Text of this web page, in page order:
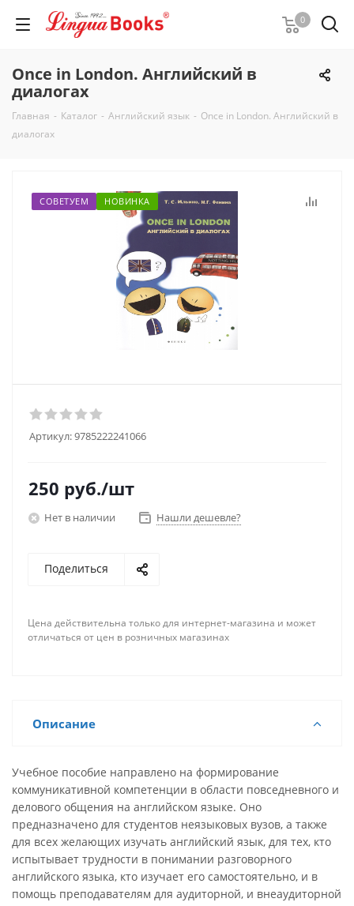
0
Once in London. Английский в
диалогах
Главная - Каталог - Английский язык - Once in London. Английский в
диалогах
СОВЕТУЕМ НОВИНКА
Артикул:9785222241066
250 руб./шт
Нет в наличии Нашли дешевле?
Поделиться
Цена действительна только для интернет-магазина и может
отличаться от цен в розничных магазинах
Описание
Учебное пособие направлено на формирование
коммуникативной компетенции в области повседневного и
делового общения на английском языке. Оно
предназначено для студентов неязыковых вузов, а также
для всех желающих изучать английский язык, для тех, кто
испытывает трудности в понимании разговорного
английского языка, кто изучает его самостоятельно, и в
помощь преподавателям для аудиторной, и внеаудиторной